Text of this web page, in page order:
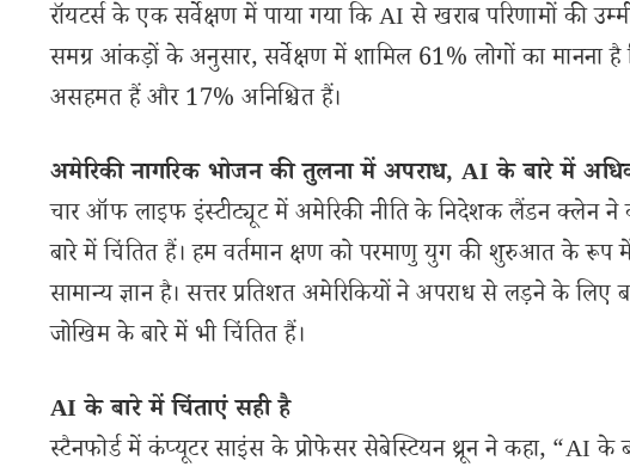
रॉयटर्स के एक सर्वेक्षण में पाया गया कि AI से खराब परिणामों की
समग्र आंकड़ों के अनुसार, सर्वेक्षण में शामिल 61% लोगों का
असहमत हैं और 17% अनिश्चित हैं।
अमेरिकी नागरिक भोजन की तुलना में अपराध, AI के बारे में
चार ऑफ लाइफ इंस्टीट्यूट में अमेरिकी नीति के निदेशक लैंडन क्लेन ने
बारे में चिंतित हैं। हम वर्तमान क्षण को परमाणु युग की शुरुआत के
सामान्य ज्ञान है। सत्तर प्रतिशत अमेरिकियों ने अपराध से लड़ने के
जोखिम के बारे में भी चिंतित हैं।
AI के बारे में चिंताएं सही है
स्टैनफोर्ड में कंप्यूटर साइंस के प्रोफेसर सेबेस्टियन थ्रून ने कहा, “AI